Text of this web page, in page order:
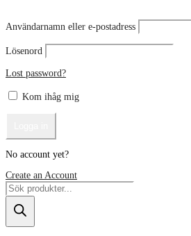
Användarnamn eller e-postadress
Lösenord
Lost password?
Kom ihåg mig
No account yet?
Create an Account
Products
search